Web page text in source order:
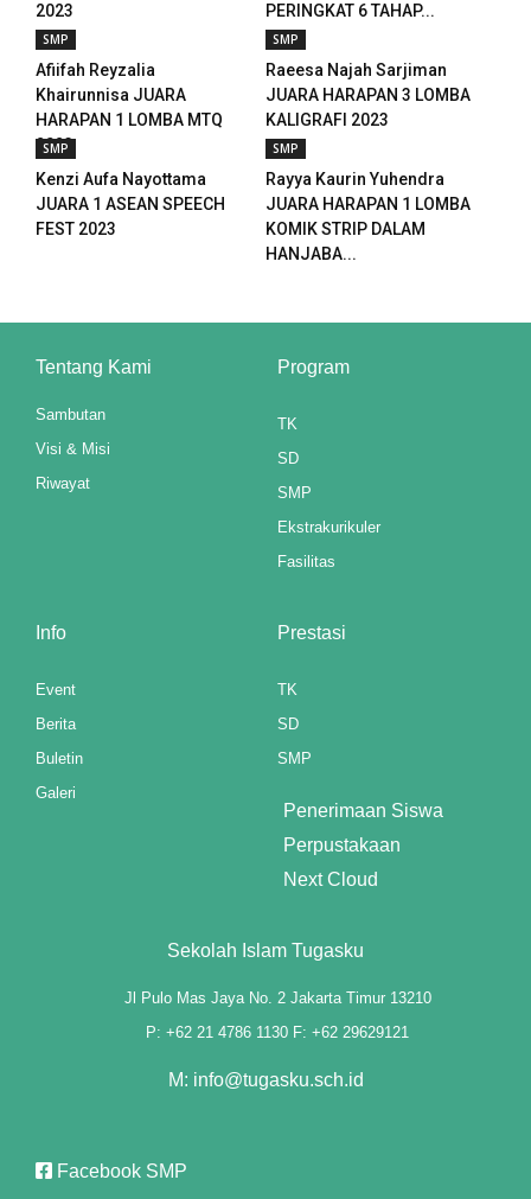
2023
PERINGKAT 6 TAHAP...
SMP
Afiifah Reyzalia
Khairunnisa JUARA
HARAPAN 1 LOMBA MTQ
2023
SMP
Raeesa Najah Sarjiman
JUARA HARAPAN 3 LOMBA
KALIGRAFI 2023
SMP
Kenzi Aufa Nayottama
JUARA 1 ASEAN SPEECH
FEST 2023
SMP
Rayya Kaurin Yuhendra
JUARA HARAPAN 1 LOMBA
KOMIK STRIP DALAM
HANJABA...
Tentang Kami
Sambutan
Visi & Misi
Riwayat
Program
TK
SD
SMP
Ekstrakurikuler
Fasilitas
Info
Event
Berita
Buletin
Galeri
Prestasi
TK
SD
SMP
Penerimaan Siswa
Perpustakaan
Next Cloud
Sekolah Islam Tugasku
Jl Pulo Mas Jaya No. 2 Jakarta Timur 13210
P: +62 21 4786 1130 F: +62 29629121
M: info@tugasku.sch.id
Facebook SMP